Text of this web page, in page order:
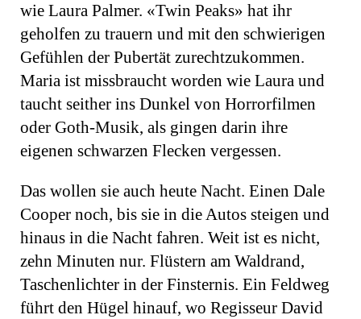
wie Laura Palmer. «Twin Peaks» hat ihr
geholfen zu trauern und mit den schwierigen
Gefühlen der Pubertät zurechtzukommen.
Maria ist missbraucht worden wie Laura und
taucht seither ins Dunkel von Horrorfilmen
oder Goth-Musik, als gingen darin ihre
eigenen schwarzen Flecken vergessen.
Das wollen sie auch heute Nacht. Einen Dale
Cooper noch, bis sie in die Autos steigen und
hinaus in die Nacht fahren. Weit ist es nicht,
zehn Minuten nur. Flüstern am Waldrand,
Taschenlichter in der Finsternis. Ein Feldweg
führt den Hügel hinauf, wo Regisseur David